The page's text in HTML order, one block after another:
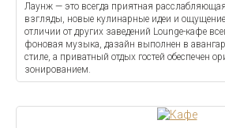
Лаунж — это всегда приятная
взгляды, новые кулинарные идеи и
отличии от других заведений Lounge-кафе
фоновая музыка, дазайн выполнен в
стиле, а приватный отдых гостей обеспечен
зонированием.